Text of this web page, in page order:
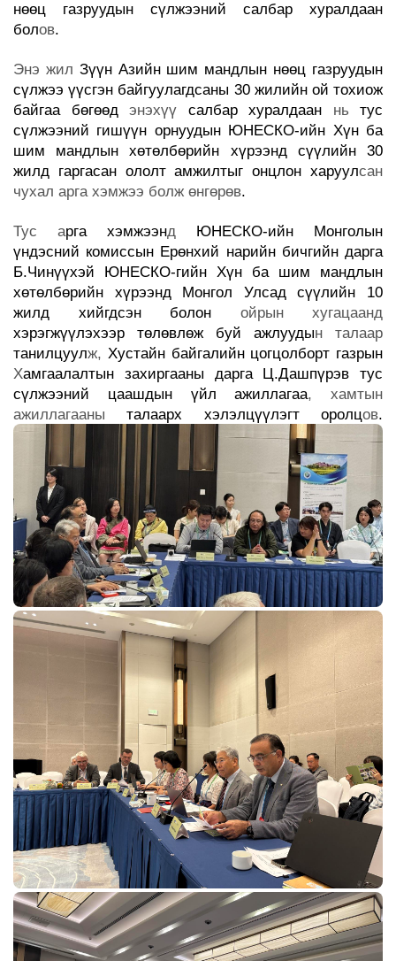
нөөц газруудын сүлжээний салбар хуралдаан
болов.
Энэ жил Зүүн Азийн шим мандлын нөөц газруудын
сүлжээ үүсгэн байгуулагдсаны 30 жилийн ой тохиож
байгаа бөгөөд энэхүү салбар хуралдаан нь тус
сүлжээний гишүүн орнуудын ЮНЕСКО-ийн Хүн ба
шим мандлын хөтөлбөрийн хүрээнд сүүлийн
30
жилд гаргасан ололт амжилтыг онцлон харуулсан
чухал арга хэмжээ болж өнгөрөв.
Тус арга хэмжээнд ЮНЕСКО-ийн Монголын
үндэсний комиссын Ерөнхий нарийн бичгийн дарга
Б.Чинүүхэй ЮНЕСКО-гийн Хүн ба шим мандлын
хөтөлбөрийн хүрээнд Монгол Улсад сүүлийн 10
жилд хийгдсэн болон ойрын хугацаанд
хэрэгжүүлэхээр төлөвлөж буй ажлуудын талаар
танилцуулж, Хустайн байгалийн цогцолборт газрын
Хамгаалалтын захиргааны дарга Ц.Дашпүрэв тус
сүлжээний цаашдын үйл ажиллагаа, хамтын
ажиллагааны талаарх хэлэлцүүлэгт оролцов.